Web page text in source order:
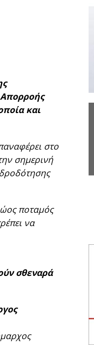
Απορροής
και
στο
σημερινή
ποταμός
να
σθεναρά